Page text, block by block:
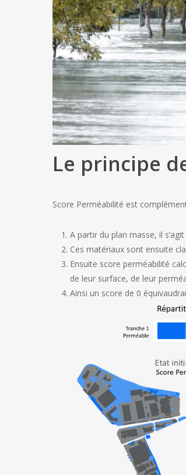
Le principe
Score Perméabilité est
A partir du plan masse, il
Ces matériaux sont ensuite
Ensuite score perméabilité
de leur surface, de leur
Ainsi un score de 0